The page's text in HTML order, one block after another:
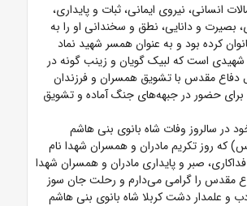
انسانی، نیروی ایمانی، ثبات و پایداری،
بصیرت و دانایی، نطق و سخندانی او را به
کرده بود و به عنوان همسر شهید نماد
است که لبیک گویان و زینب گونه در
مقدس با تشویق همسران و فرزندان
برای حضور در جبهه‌های جنگ آماده و تشویق
در سالروز وفات شاه بانوی بنی هاشم
که روز تکریم مادران و همسران شهدا نام
فداکاری، صبر و پایداری مادران و همسران شهدا
مقدس را گرامی می‌دارم و رحلت جان سوز
و علمدار دشت کربلا شاه بانوی بنی هاشم